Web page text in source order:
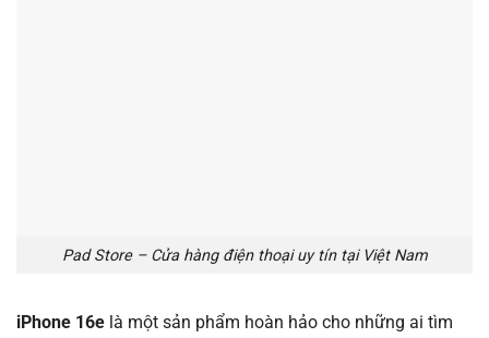
Pad Store – Cửa hàng điện thoại uy tín tại Việt Nam
iPhone 16e là một sản phẩm hoàn hảo cho những ai tìm